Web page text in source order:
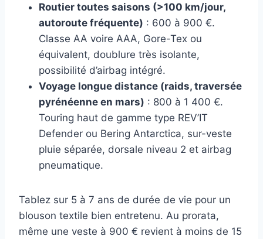
Routier toutes saisons (>100 km/jour,
autoroute fréquente) : 600 à 900 €.
Classe AA voire AAA, Gore-Tex ou
équivalent, doublure très isolante,
possibilité d’airbag intégré.
Voyage longue distance (raids, traversée
pyrénéenne en mars) : 800 à 1 400 €.
Touring haut de gamme type REV’IT
Defender ou Bering Antarctica, sur-veste
pluie séparée, dorsale niveau 2 et airbag
pneumatique.
Tablez sur 5 à 7 ans de durée de vie pour un
blouson textile bien entretenu. Au prorata,
même une veste à 900 € revient à moins de 15